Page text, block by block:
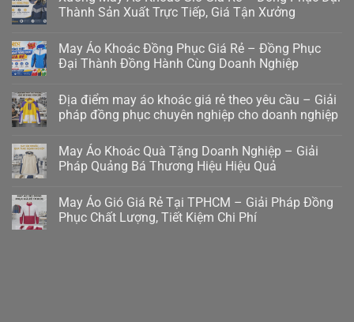
Thành Sản Xuất Trực Tiếp, Giá Tận Xưởng
May Áo Khoác Đồng Phục Giá Rẻ – Đồng Phục
Đại Thành Đồng Hành Cùng Doanh Nghiệp
Địa điểm may áo khoác giá rẻ theo yêu cầu – Giải
pháp đồng phục chuyên nghiệp cho doanh nghiệp
May Áo Khoác Quà Tặng Doanh Nghiệp – Giải
Pháp Quảng Bá Thương Hiệu Hiệu Quả
May Áo Gió Giá Rẻ Tại TPHCM – Giải Pháp Đồng
Phục Chất Lượng, Tiết Kiệm Chi Phí